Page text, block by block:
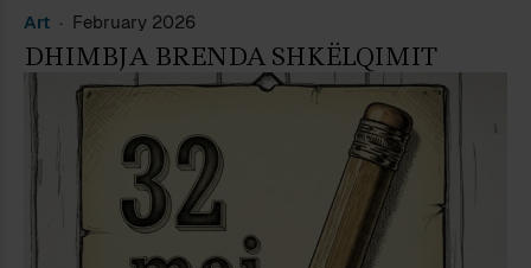
Art February 2026
DHIMBJA BRENDA SHKËLQIMIT